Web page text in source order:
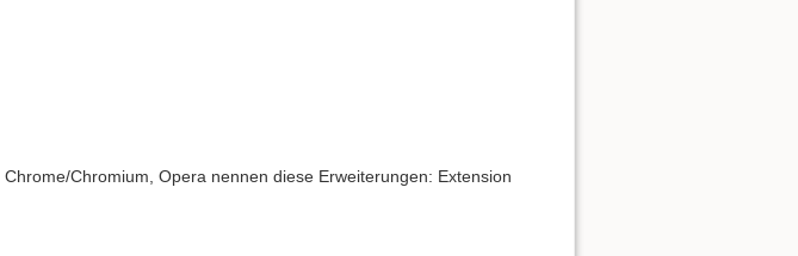
Chromium, Opera nennen diese Erweiterungen: Extension